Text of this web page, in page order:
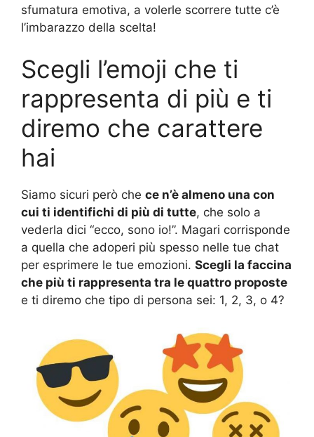
sfumatura emotiva, a volerle scorrere tutte c’è
l’imbarazzo della scelta!
Scegli l’emoji che ti
rappresenta di più e ti
diremo che carattere
hai
Siamo sicuri però che ce n’è almeno una con
cui ti identifichi di più di tutte, che solo a
vederla dici “ecco, sono io!”. Magari corrisponde
a quella che adoperi più spesso nelle tue chat
per esprimere le tue emozioni. Scegli la faccina
che più ti rappresenta tra le quattro proposte
e ti diremo che tipo di persona sei: 1, 2, 3, o 4?